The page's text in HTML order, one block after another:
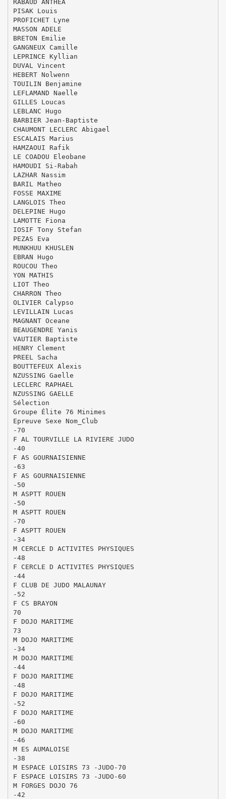
RABAUD ANTHEA
PISAK Louis
PROFICHET Lyne
MASSON ADELE
BRETON Emilie
GANGNEUX Camille
LEPRINCE Kyllian
DUVAL Vincent
HEBERT Nolwenn
TOUILIN Benjamine
LEFLAMAND Naelle
GILLES Loucas
LEBLANC Hugo
BARBIER Jean-Baptiste
CHAUMONT LECLERC Abigael
ESCALAIS Marius
HAMZAOUI Rafik
LE COADOU Eleobane
HAMOUDI Si-Rabah
LAZHAR Nassim
BARIL Matheo
FOSSE MAXIME
LANGLOIS Theo
DELEPINE Hugo
LAMOTTE Fiona
IOSIF Tony Stefan
PEZAS Eva
MUNKHUU KHUSLEN
EBRAN Hugo
ROUCOU Theo
YON MATHIS
LIOT Theo
CHARRON Theo
OLIVIER Calypso
LEVILLAIN Lucas
MAGNANT Oceane
BEAUGENDRE Yanis
VAUTIER Baptiste
HENRY Clement
PREEL Sacha
BOUTTEFEUX Alexis
NZUSSING Gaelle
LECLERC RAPHAEL
NZUSSING GAELLE
Sélection
Groupe Élite 76 Minimes
Epreuve Sexe Nom_Club
-70
F AL TOURVILLE LA RIVIERE JUDO
-40
F AS GOURNAISIENNE
-63
F AS GOURNAISIENNE
-50
M ASPTT ROUEN
-50
M ASPTT ROUEN
-70
F ASPTT ROUEN
-34
M CERCLE D ACTIVITES PHYSIQUES
-48
F CERCLE D ACTIVITES PHYSIQUES
-44
F CLUB DE JUDO MALAUNAY
-52
F CS BRAYON
70
F DOJO MARITIME
73
M DOJO MARITIME
-34
M DOJO MARITIME
-44
F DOJO MARITIME
-48
F DOJO MARITIME
-52
F DOJO MARITIME
-60
M DOJO MARITIME
-46
M ES AUMALOISE
-38
M ESPACE LOISIRS 73 -JUDO-70
F ESPACE LOISIRS 73 -JUDO-60
M FORGES DOJO 76
-42